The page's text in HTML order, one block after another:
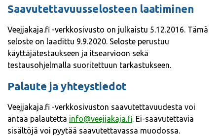
Saavutettavuusselosteen laatiminen
Veejjakaja.fi -verkkosivusto on julkaistu 5.12.2016. Tämä
seloste on laadittu 9.9.2020. Seloste perustuu
käyttäjätestaukseen ja itsearvioon sekä
testausohjelmalla suoritettuun tarkastukseen.
Palaute ja yhteystiedot
Veejjakaja.fi -verkkosivuston saavutettavuudesta voi
antaa palautetta info@veejjakaja.fi. Ei-saavutettavia
sisältöjä voi pyytää saavutettavassa muodossa.